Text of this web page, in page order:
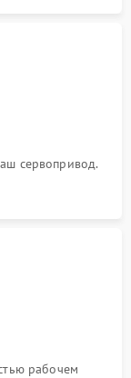
сервопривод.
рабочем